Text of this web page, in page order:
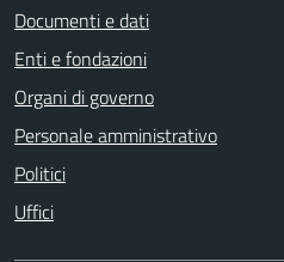
Documenti e dati
Enti e fondazioni
Organi di governo
Personale amministrativo
Politici
Uffici